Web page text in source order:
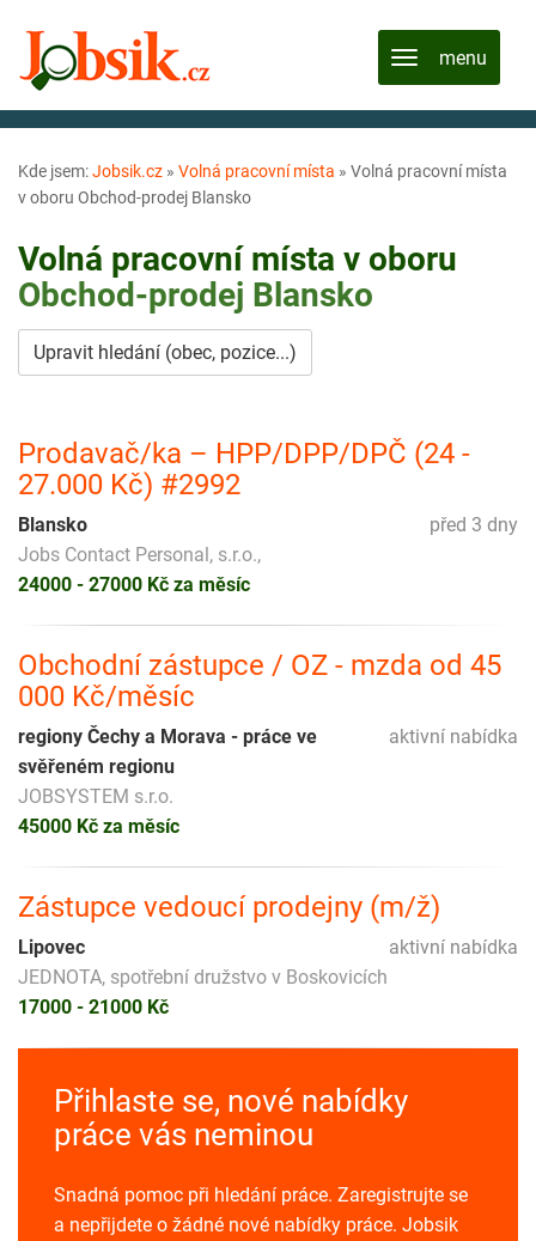
Kde jsem:Jobsik.cz » Volná pracovní místa » Volná pracovní místa
v oboru Obchod-prodej Blansko
Volná pracovní místa v oboru
Obchod-prodej Blansko
Upravit hledání (obec, pozice...)
Prodavač/ka – HPP/DPP/DPČ (24 -
27.000 Kč) #2992
před 3 dny
Blansko
Jobs Contact Personal, s.r.o.,
24000 - 27000 Kč za měsíc
Obchodní zástupce / OZ - mzda od 45
000 Kč/měsíc
aktivní nabídka
regiony Čechy a Morava - práce ve
svěřeném regionu
JOBSYSTEM s.r.o.
45000 Kč za měsíc
Zástupce vedoucí prodejny (m/ž)
aktivní nabídka
Lipovec
JEDNOTA, spotřební družstvo v Boskovicích
17000 - 21000 Kč
Přihlaste se, nové nabídky
práce vás neminou
Snadná pomoc při hledání práce. Zaregistrujte se
a nepřijdete o žádné nové nabídky práce. Jobsik